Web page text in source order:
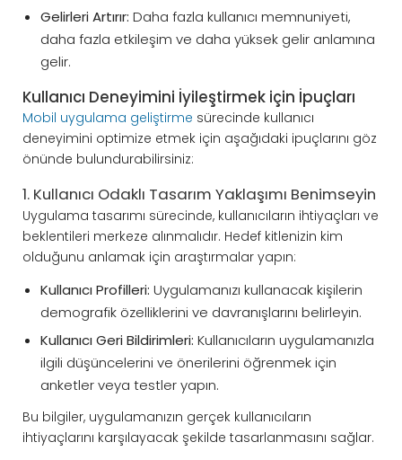
Gelirleri Artırır: Daha fazla kullanıcı memnuniyeti,
daha fazla etkileşim ve daha yüksek gelir anlamına
gelir.
Kullanıcı Deneyimini İyileştirmek için İpuçları
Mobil uygulama geliştirme sürecinde kullanıcı
deneyimini optimize etmek için aşağıdaki ipuçlarını göz
önünde bulundurabilirsiniz:
1. Kullanıcı Odaklı Tasarım Yaklaşımı Benimseyin
Uygulama tasarımı sürecinde, kullanıcıların ihtiyaçları ve
beklentileri merkeze alınmalıdır. Hedef kitlenizin kim
olduğunu anlamak için araştırmalar yapın:
Kullanıcı Profilleri: Uygulamanızı kullanacak kişilerin
demografik özelliklerini ve davranışlarını belirleyin.
Kullanıcı Geri Bildirimleri: Kullanıcıların uygulamanızla
ilgili düşüncelerini ve önerilerini öğrenmek için
anketler veya testler yapın.
Bu bilgiler, uygulamanızın gerçek kullanıcıların
ihtiyaçlarını karşılayacak şekilde tasarlanmasını sağlar.